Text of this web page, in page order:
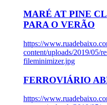
MARÉ AT PINE
PARA O VERÃO
https://
content/uploads/2019/05/
fileminimizer.jpg
FERROVIÁRIO
https://